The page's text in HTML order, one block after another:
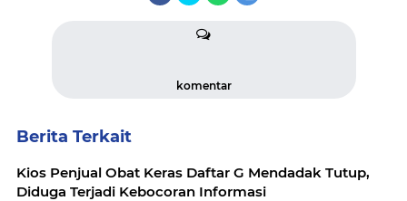
komentar
Berita Terkait
Kios Penjual Obat Keras Daftar G Mendadak Tutup,
Diduga Terjadi Kebocoran Informasi